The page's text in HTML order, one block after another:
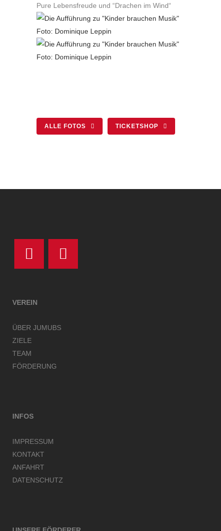
Pure Lebensfreude und “Drachen im Wind“
ALLE FOTOS TICKETSHOP
VEREIN
ÜBER JUMUBS
ZIELE
TEAM
FÖRDERUNG
INFOS
IMPRESSUM
KONTAKT
ANFAHRT
DATENSCHUTZ